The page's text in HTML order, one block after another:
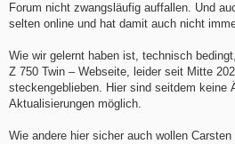
Forum nicht zwangsläufig auffallen. Und
selten online und hat damit auch nicht
Wie wir gelernt haben ist, technisch
Z 750 Twin – Webseite, leider seit Mitte
steckengeblieben. Hier sind seitdem keine
Aktualisierungen möglich.
Wie andere hier sicher auch wollen